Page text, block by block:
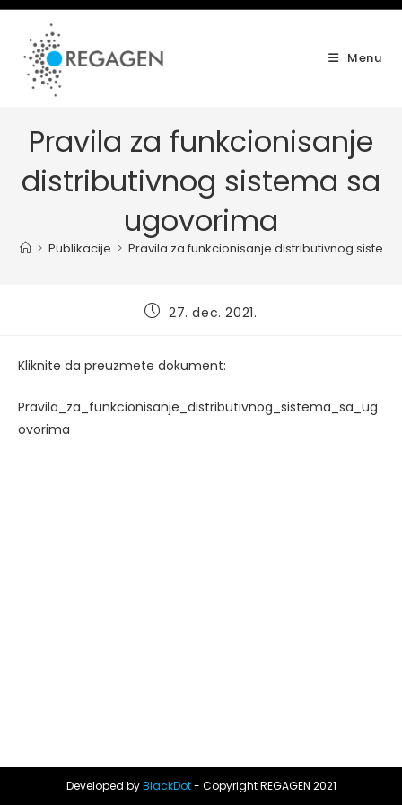
Skip
content
Menu
Pravila za funkcionisanje
distributivnog sistema sa
ugovorima
> Publikacije > Pravila za funkcionisanje distributivnog
Post27. dec. 2021.
Kliknite da preuzmete dokument:
Pravila_za_funkcionisanje_distributivnog_sistema_sa_ug
ovorima
Developed byBlackDot- Copyright REGAGEN 2021